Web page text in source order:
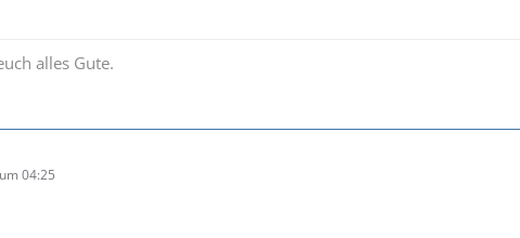
alles Gute.
04:25